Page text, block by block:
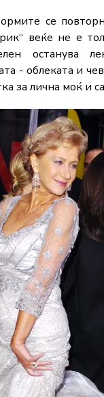
се
веќе не е
останува
- облеката и
за лична моќ и